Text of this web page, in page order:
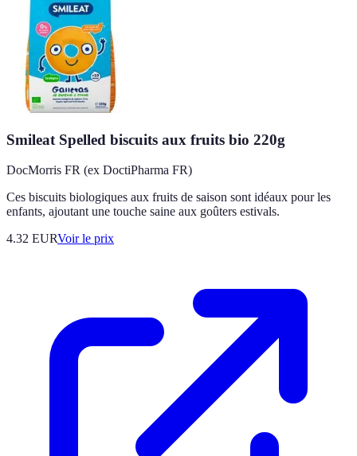
Smileat Spelled biscuits aux fruits bio 220g
DocMorris FR (ex DoctiPharma FR)
Ces biscuits biologiques aux fruits de saison sont idéaux pour les
enfants, ajoutant une touche saine aux goûters estivals.
4.32 EURVoir le prix